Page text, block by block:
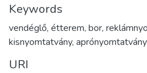
Keywords
vendéglő, étterem, bor,
kisnyomtatvány, aprónyomtatvány,
URI